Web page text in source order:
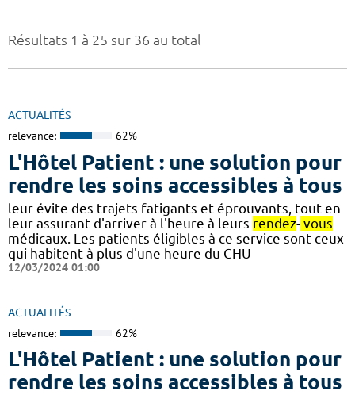
Résultats 1 à 25 sur 36 au total
ACTUALITÉS
relevance: 62%
L'Hôtel Patient : une solution pour
rendre les soins accessibles à tous
leur évite des trajets fatigants et éprouvants, tout en
leur assurant d'arriver à l'heure à leurs rendez- vous
médicaux. Les patients éligibles à ce service sont ceux
qui habitent à plus d'une heure du CHU
12/03/2024 01:00
ACTUALITÉS
relevance: 62%
L'Hôtel Patient : une solution pour
rendre les soins accessibles à tous